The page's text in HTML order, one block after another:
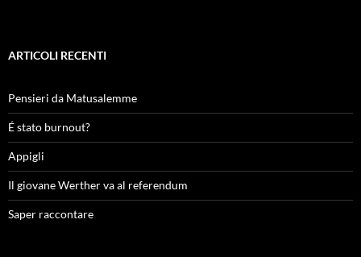
ARTICOLI RECENTI
Pensieri da Matusalemme
É stato burnout?
Appigli
Il giovane Werther va al referendum
Saper raccontare